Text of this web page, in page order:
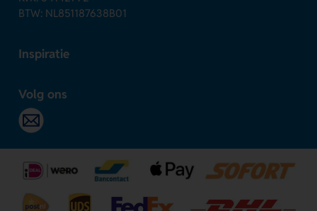
BTW: NL851187638B01
Inspiratie
Volg ons